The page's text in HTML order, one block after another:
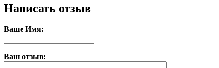
Написать отзыв
Ваше Имя:
Ваш отзыв: